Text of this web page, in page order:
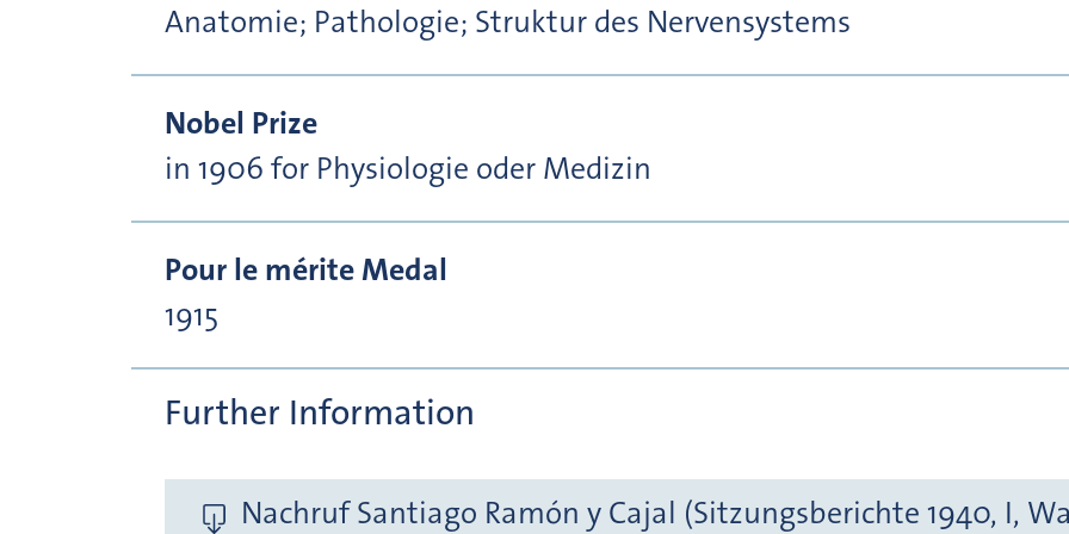
Anatomie; Pathologie; Struktur des Nervensystems
Nobel Prize
in 1906 for Physiologie oder Medizin
Pour le mérite Medal
1915
Further Information
Nachruf Santiago Ramón y Cajal (Sitzungsberichte 1940, I,